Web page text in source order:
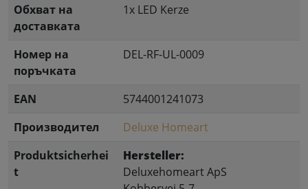
Обхват на
доставката
1x LED Kerze
Номер на
поръчката
DEL-RF-UL-0009
EAN
5744001241073
Производител
Deluxe Homeart
Produktsicherhei
t
Hersteller:
Deluxehomeart ApS